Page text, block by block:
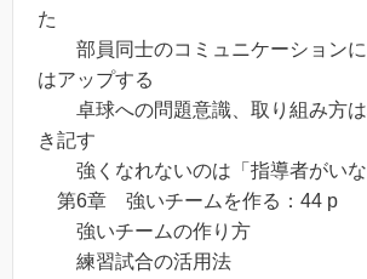
た
部員同士のコミュニケーションに
はアップする
卓球への問題意識、取り組み方は
き記す
強くなれないのは「指導者がいな
第6章 強いチームを作る：44 p
強いチームの作り方
練習試合の活用法